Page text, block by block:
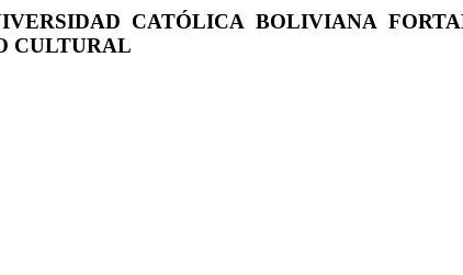
CATÓLICA BOLIVIANA
CULTURAL